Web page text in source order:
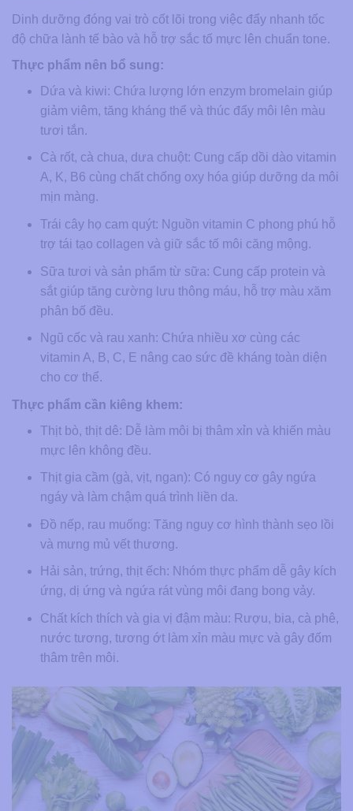
Dinh dưỡng đóng vai trò cốt lõi trong việc đẩy nhanh tốc
độ chữa lành tế bào và hỗ trợ sắc tố mực lên chuẩn tone.
Thực phẩm nên bổ sung:
Dứa và kiwi: Chứa lượng lớn enzym bromelain giúp
giảm viêm, tăng kháng thể và thúc đẩy môi lên màu
tươi tắn.
Cà rốt, cà chua, dưa chuột: Cung cấp dồi dào vitamin
A, K, B6 cùng chất chống oxy hóa giúp dưỡng da môi
mịn màng.
Trái cây họ cam quýt: Nguồn vitamin C phong phú hỗ
trợ tái tạo collagen và giữ sắc tố môi căng mộng.
Sữa tươi và sản phẩm từ sữa: Cung cấp protein và
sắt giúp tăng cường lưu thông máu, hỗ trợ màu xăm
phân bố đều.
Ngũ cốc và rau xanh: Chứa nhiều xơ cùng các
vitamin A, B, C, E nâng cao sức đề kháng toàn diện
cho cơ thể.
Thực phẩm cần kiêng khem:
Thịt bò, thịt dê: Dễ làm môi bị thâm xỉn và khiến màu
mực lên không đều.
Thịt gia cầm (gà, vịt, ngan): Có nguy cơ gây ngứa
ngáy và làm chậm quá trình liền da.
Đồ nếp, rau muống: Tăng nguy cơ hình thành sẹo lồi
và mưng mủ vết thương.
Hải sản, trứng, thịt ếch: Nhóm thực phẩm dễ gây kích
ứng, dị ứng và ngứa rát vùng môi đang bong vảy.
Chất kích thích và gia vị đậm màu: Rượu, bia, cà phê,
nước tương, tương ớt làm xỉn màu mực và gây đốm
thâm trên môi.